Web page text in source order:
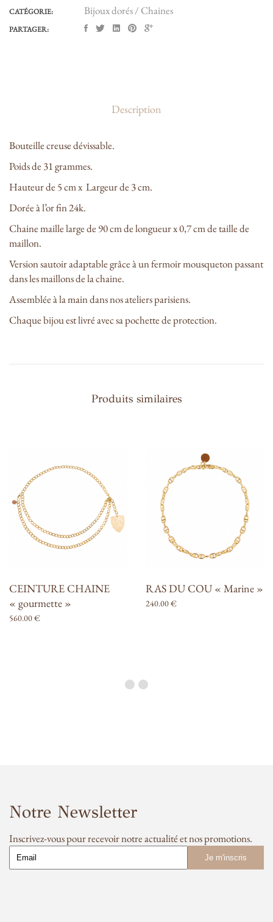
CATÉGORIE: Bijoux dorés / Chaines
PARTAGER:
Description
D
e
s
c
r
i
p
t
Bouteille creuse dévissable.
Poids de 31 grammes.
Hauteur de 5 cm x Largeur de 3 cm.
Dorée à l’or fin 24k.
Chaine maille large de 90 cm de longueur x 0,7 cm de taille de
maillon.
Version sautoir adaptable grâce à un fermoir mousqueton passant
dans les maillons de la chaine.
Assemblée à la main dans nos ateliers parisiens.
Chaque bijou est livré avec sa pochette de protection.
Produits similaires
CEINTURE CHAINE
« gourmette »
560.00€
RAS DU COU « Marine »
240.00€
Notre Newsletter
Inscrivez-vous pour recevoir notre actualité et nos promotions.